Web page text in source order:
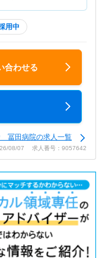
用中
合わせる
冨田病院の求人一覧
08/07 求人番号：9057642